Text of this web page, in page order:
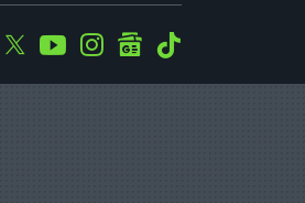
Facebook
TwitterYoutubeInstagramgooglenews